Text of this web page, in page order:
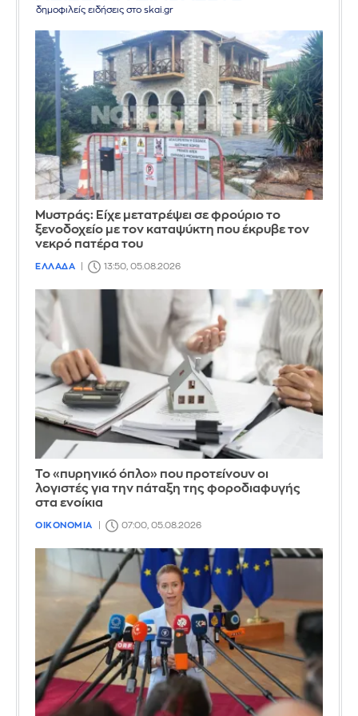
δημοφιλείς ειδήσεις στο skai.gr
Mυστράς: Είχε μετατρέψει σε φρούριο το
ξενοδοχείο με τον καταψύκτη που έκρυβε τον
νεκρό πατέρα του
ΕΛΛΑΔΑ 13:50, 05.08.2026
Το «πυρηνικό όπλο» που προτείνουν οι
λογιστές για την πάταξη της φοροδιαφυγής
στα ενοίκια
ΟΙΚΟΝΟΜΙΑ 07:00, 05.08.2026